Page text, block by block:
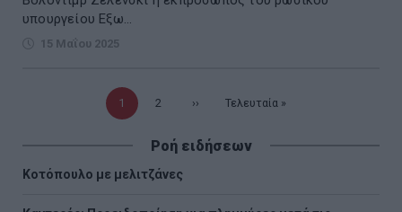
υπουργείου Εξω...
15 Μαΐου 2025
Τρέχουσα
1 Σελίδα
2 Επόμενη
›› Τελευταία
Τελευταία »
Ροή ειδήσεων
Κοτόπουλο με μελιτζάνες